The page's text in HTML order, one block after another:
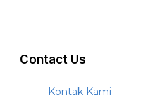
Contact Us
Kontak Kami